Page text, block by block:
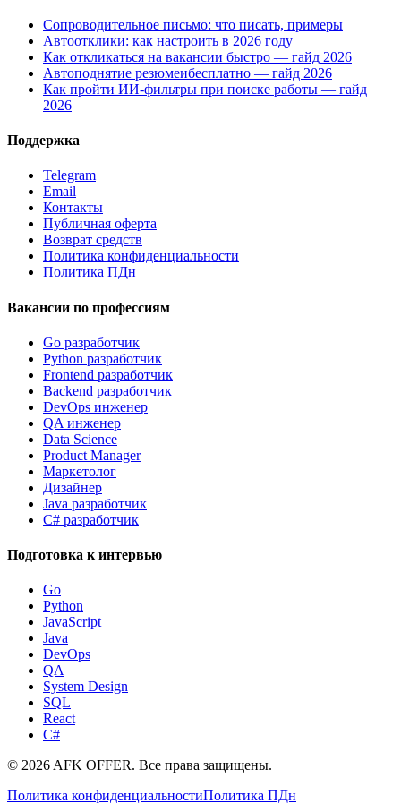
Сопроводительное письмо: что писать, примеры
Автоотклики: как настроить в 2026 году
Как откликаться на вакансии быстро — гайд 2026
Автоподнятие резюмеибесплатно — гайд 2026
Как пройти ИИ-фильтры при поиске работы — гайд
2026
Поддержка
Telegram
Email
Контакты
Публичная оферта
Возврат средств
Политика конфиденциальности
Политика ПДн
Вакансии по профессиям
Go разработчик
Python разработчик
Frontend разработчик
Backend разработчик
DevOps инженер
QA инженер
Data Science
Product Manager
Маркетолог
Дизайнер
Java разработчик
C# разработчик
Подготовка к интервью
Go
Python
JavaScript
Java
DevOps
QA
System Design
SQL
React
C#
© 2026AFK OFFER. Все права защищены.
Политика конфиденциальностиПолитика ПДн